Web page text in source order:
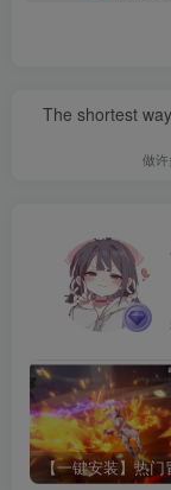
The shortest
做